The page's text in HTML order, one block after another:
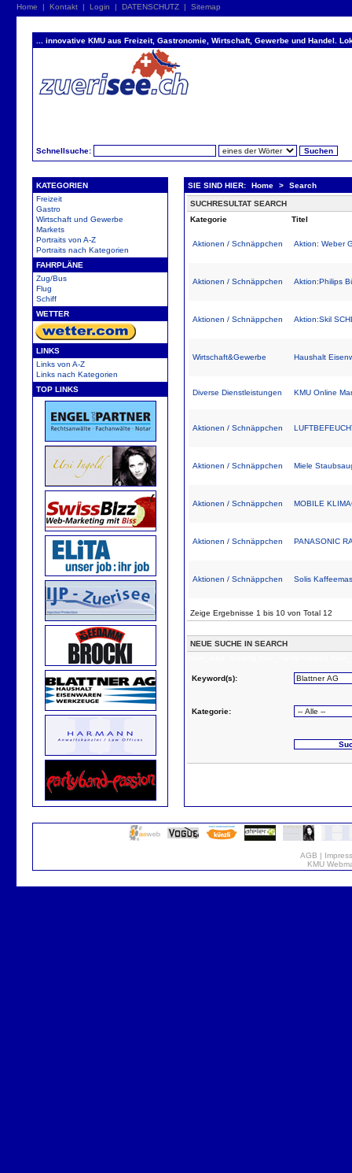
Home | Kontakt | Login | DATENSCHUTZ | Sitemap
... innovative KMU aus Freizeit, Gastronomie, Wirtschaft, Gewerbe und Handel.
Schnellsuche:
KATEGORIEN
Freizeit
Gastro
Wirtschaft und Gewerbe
Markets
Portraits von A-Z
Portraits nach Kategorien
FAHRPLÄNE
Zug/Bus
Flug
Schiff
WETTER
LINKS
Links von A-Z
Links nach Kategorien
TOP LINKS
SIE SIND HIER: Home > Search
SUCHRESULTAT SEARCH
Kategorie
Titel
Aktionen / Schnäppchen Aktion: Weber
Aktionen / Schnäppchen Aktion:Philips
Aktionen / Schnäppchen Aktion:Skil
Wirtschaft&Gewerbe Haushalt
Diverse Dienstleistungen KMU Online
Aktionen / Schnäppchen
Aktionen / Schnäppchen Miele
Aktionen / Schnäppchen MOBILE
Aktionen / Schnäppchen PANASONIC
Aktionen / Schnäppchen Solis
Zeige Ergebnisse 1 bis 10 von Total 12
NEUE SUCHE IN SEARCH
Keyword(s):
Kategorie:
AGB |
KMU